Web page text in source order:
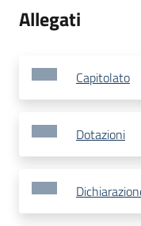
Allegati
Capitolato
Dotazioni